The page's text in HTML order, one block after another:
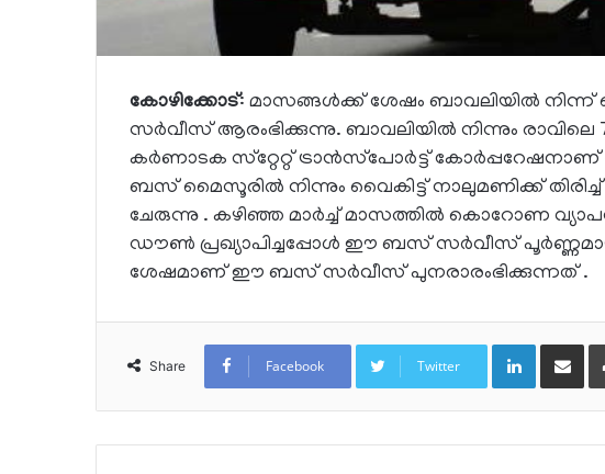
കോഴിക്കോട്: മാസങ്ങള്‍ക്ക് ശേഷം ബാവലിയില്‍
സര്‍വീസ് ആരംഭിക്കുന്നു. ബാവലിയില്‍ നിന്നും
കര്‍ണാടക സ്‌റ്റേറ്റ് ട്രാന്‍സ്‌പോര്‍ട്ട്
ബസ് മൈസൂരില്‍ നിന്നും വൈകിട്ട് നാലുമണിക്ക്
ചേരുന്നു . കഴിഞ്ഞ മാര്‍ച്ച് മാസത്തില്‍ കൊറോണ
ഡൗണ്‍ പ്രഖ്യാപിച്ചപ്പോള്‍ ഈ ബസ് സര്‍വീസ്
ശേഷമാണ് ഈ ബസ് സര്‍വീസ് പുനരാരംഭിക്കുന്നത് .
Share Facebook Twitter
LinkedInShare